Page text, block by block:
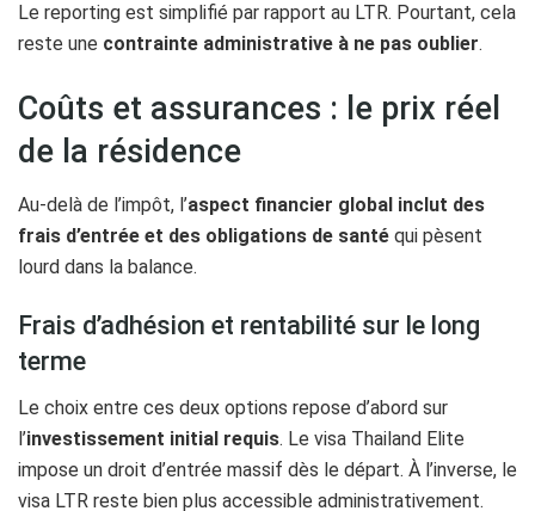
Le reporting est simplifié par rapport au LTR. Pourtant, cela
reste une contrainte administrative à ne pas oublier.
Coûts et assurances : le prix réel
de la résidence
Au-delà de l’impôt, l’aspect financier global inclut des
frais d’entrée et des obligations de santé qui pèsent
lourd dans la balance.
Frais d’adhésion et rentabilité sur le long
terme
Le choix entre ces deux options repose d’abord sur
l’investissement initial requis. Le visa Thailand Elite
impose un droit d’entrée massif dès le départ. À l’inverse, le
visa LTR reste bien plus accessible administrativement.